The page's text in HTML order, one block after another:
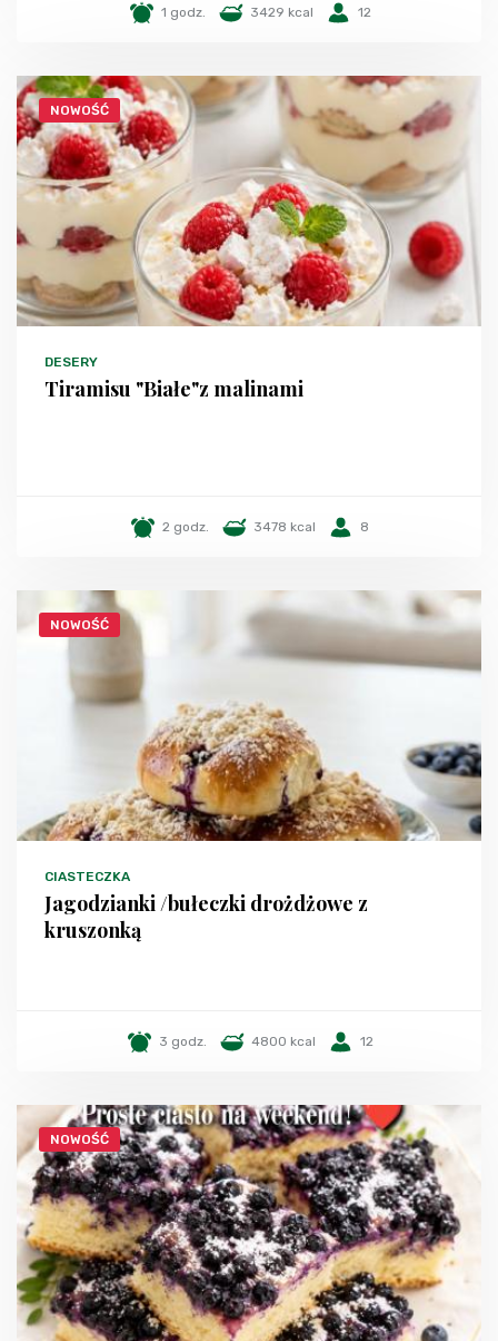
1 godz. 3429 kcal 12
NOWOŚĆ
DESERY
Tiramisu "Białe"z malinami
2 godz. 3478 kcal 8
NOWOŚĆ
CIASTECZKA
Jagodzianki /bułeczki drożdżowe z
kruszonką
3 godz. 4800 kcal 12
NOWOŚĆ